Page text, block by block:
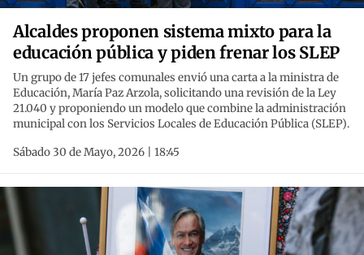
Alcaldes proponen sistema mixto para la
educación pública y piden frenar los SLEP
Un grupo de 17 jefes comunales envió una carta a la ministra de
Educación, María Paz Arzola, solicitando una revisión de la Ley
21.040 y proponiendo un modelo que combine la administración
municipal con los Servicios Locales de Educación Pública (SLEP).
Sábado 30 de Mayo, 2026 | 18:45